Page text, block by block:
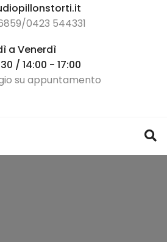
0423 544331
a Venerdì
/ 14:00 - 17:00
su appuntamento